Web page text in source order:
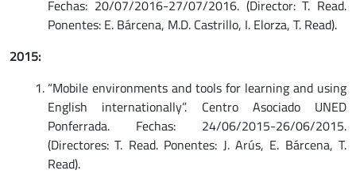
Fechas: 20/07/2016-27/07/2016. (Director: T. Read.
Ponentes: E. Bárcena, M.D. Castrillo, I. Elorza, T. Read).
2015:
“Mobile environments and tools for learning and using
English internationally”. Centro Asociado UNED
Ponferrada. Fechas: 24/06/2015-26/06/2015.
(Directores: T. Read. Ponentes: J. Arús, E. Bárcena, T.
Read).